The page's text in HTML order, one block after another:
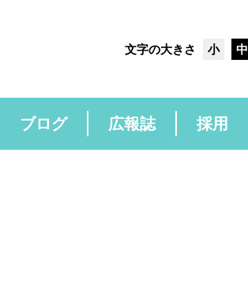
文字の大きさ 小 中
ブログ 広報誌 採用